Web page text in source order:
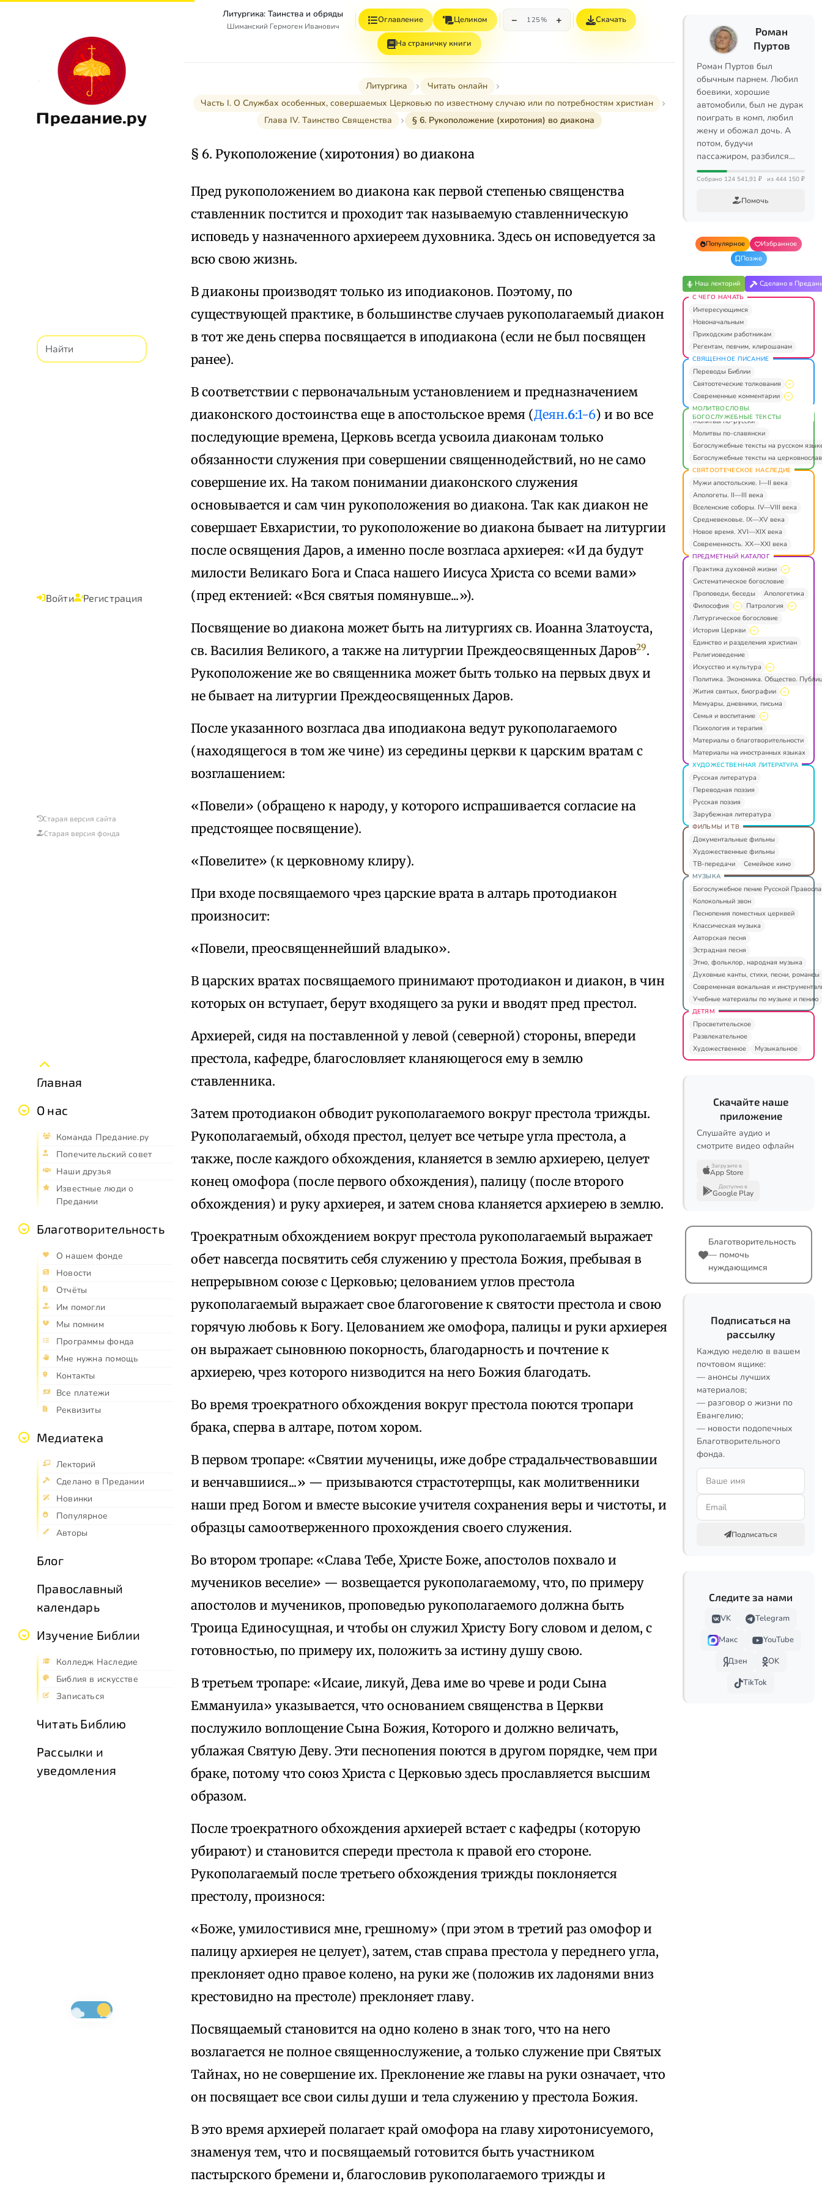
Предание.ру
Войти Регистрация
Старая версия сайта
Старая версия фонда
Главная
О нас
Команда Предание.ру
Попечительский совет
Наши друзья
Известные люди о
Предании
Благотворительность
О нашем фонде
Новости
Отчёты
Им помогли
Мы помним
Программы фонда
Мне нужна помощь
Контакты
Все платежи
Реквизиты
Медиатека
Лекторий
Сделано в Предании
Новинки
Популярное
Авторы
Блог
Православный
календарь
Изучение Библии
Колледж Наследие
Библия в искусстве
Записаться
Читать Библию
Рассылки и
уведомления
Литургика: Таинства и обряды
Шиманский Гермоген Иванович
Оглавление Целиком − 125% + Скачать
На страничку книги
Литургика
Читать онлайн
Часть I. О Службах особенных, совершаемых Церковью по известному случаю или по потребностям христиан
Глава IV. Таинство Священства
§ 6. Рукоположение (хиротония) во диакона
§ 6. Рукоположение (хиротония) во диакона
Пред рукоположением во диакона как первой степенью священства
ставленник постится и проходит так называемую ставленническую
исповедь у назначенного архиереем духовника. Здесь он исповедуется за
всю свою жизнь.
В диаконы производят только из иподиаконов. Поэтому, по
существующей практике, в большинстве случаев рукополагаемый диакон
в тот же день сперва посвящается в иподиакона (если не был посвящен
ранее).
В соответствии с первоначальным установлением и предназначением
диаконского достоинства еще в апостольское время (Деян.6:1-6) и во все
последующие времена, Церковь всегда усвоила диаконам только
обязанности служения при совершении священнодействий, но не само
совершение их. На таком понимании диаконского служения
основывается и сам чин рукоположения во диакона. Так как диакон не
совершает Евхаристии, то рукоположение во диакона бывает на литургии
после освящения Даров, а именно после возгласа архиерея: «И да будут
милости Великаго Бога и Спаса нашего Иисуса Христа со всеми вами»
(пред ектенией: «Вся святыя помянувше...»).
Посвящение во диакона может быть на литургиях св. Иоанна Златоуста,
св. Василия Великого, а также на литургии Преждеосвященных Даров29.
Рукоположение же во священника может быть только на первых двух и
не бывает на литургии Преждеосвященных Даров.
После указанного возгласа два иподиакона ведут рукополагаемого
(находящегося в том же чине) из середины церкви к царским вратам с
возглашением:
«Повели» (обращено к народу, у которого испрашивается согласие на
предстоящее посвящение).
«Повелите» (к церковному клиру).
При входе посвящаемого чрез царские врата в алтарь протодиакон
произносит:
«Повели, преосвященнейший владыко».
В царских вратах посвящаемого принимают протодиакон и диакон, в чин
которых он вступает, берут входящего за руки и вводят пред престол.
Архиерей, сидя на поставленной у левой (северной) стороны, впереди
престола, кафедре, благословляет кланяющегося ему в землю
ставленника.
Затем протодиакон обводит рукополагаемого вокруг престола трижды.
Рукополагаемый, обходя престол, целует все четыре угла престола, а
также, после каждого обхождения, кланяется в землю архиерею, целует
конец омофора (после первого обхождения), палицу (после второго
обхождения) и руку архиерея, и затем снова кланяется архиерею в землю.
Троекратным обхождением вокруг престола рукополагаемый выражает
обет навсегда посвятить себя служению у престола Божия, пребывая в
непрерывном союзе с Церковью; целованием углов престола
рукополагаемый выражает свое благоговение к святости престола и свою
горячую любовь к Богу. Целованием же омофора, палицы и руки архиерея
он выражает сыновнюю покорность, благодарность и почтение к
архиерею, чрез которого низводится на него Божия благодать.
Во время троекратного обхождения вокруг престола поются тропари
брака, сперва в алтаре, потом хором.
В первом тропаре: «Святии мученицы, иже добре страдальчествовавшии
и венчавшиися...» — призываются страстотерпцы, как молитвенники
наши пред Богом и вместе высокие учителя сохранения веры и чистоты, и
образцы самоотверженного прохождения своего служения.
Во втором тропаре: «Слава Тебе, Христе Боже, апостолов похвало и
мучеников веселие» — возвещается рукополагаемому, что, по примеру
апостолов и мучеников, проповедью рукополагаемого должна быть
Троица Единосущная, и чтобы он служил Христу Богу словом и делом, с
готовностью, по примеру их, положить за истину душу свою.
В третьем тропаре: «Исаие, ликуй, Дева име во чреве и роди Сына
Еммануила» указывается, что основанием священства в Церкви
послужило воплощение Сына Божия, Которого и должно величать,
ублажая Святую Деву. Эти песнопения поются в другом порядке, чем при
браке, потому что союз Христа с Церковью здесь прославляется высшим
образом.
После троекратного обхождения архиерей встает с кафедры (которую
убирают) и становится спереди престола к правой его стороне.
Рукополагаемый после третьего обхождения трижды поклоняется
престолу, произнося:
«Боже, умилостивися мне, грешному» (при этом в третий раз омофор и
палицу архиерея не целует), затем, став справа престола у переднего угла,
преклоняет одно правое колено, на руки же (положив их ладонями вниз
крестовидно на престоле) преклоняет главу.
Посвящаемый становится на одно колено в знак того, что на него
возлагается не полное священнослужение, а только служение при Святых
Тайнах, но не совершение их. Преклонение же главы на руки означает, что
он посвящает все свои силы души и тела служению у престола Божия.
В это время архиерей полагает край омофора на главу хиротонисуемого,
знаменуя тем, что и посвящаемый готовится быть участником
пастырского бремени и, благословив рукополагаемого трижды и
Роман
Пуртов
Роман Пуртов был
обычным парнем. Любил
боевики, хорошие
автомобили, был не дурак
поиграть в комп, любил
жену и обожал дочь. А
потом, будучи
пассажиром, разбился…
Собрано 124 541,91 ₽ из 444 150 ₽
Помочь
Популярное
Избранное
Позже
Наш лекторий Сделано в
С ЧЕГО НАЧАТЬ
Интересующимся
Новоначальным
Приходским работникам
Регентам, певчим, клирошанам
СВЯЩЕННОЕ ПИСАНИЕ
Переводы Библии
Святоотеческие толкования
Современные комментарии
МОЛИТВОСЛОВЫ.
БОГОСЛУЖЕБНЫЕ ТЕКСТЫ
Молитвы по-русски
Молитвы по-славянски
Богослужебные тексты на русском
Богослужебные тексты на
СВЯТООТЕЧЕСКОЕ НАСЛЕДИЕ
Мужи апостольские. I—II века
Апологеты. II—III века
Вселенские соборы. IV—VIII века
Средневековье. IX—XV века
Новое время. XVI—XIX века
Современность. XX—XXI века
ПРЕДМЕТНЫЙ КАТАЛОГ
Практика духовной жизни
Систематическое богословие
Проповеди, беседы
Апологетика
Философия
Патрология
Литургическое богословие
История Церкви
Единство и разделения христиан
Религиоведение
Искусство и культура
Политика. Экономика. Общество.
Жития святых, биографии
Мемуары, дневники, письма
Семья и воспитание
Психология и терапия
Материалы о благотворительности
Материалы на иностранных языках
ХУДОЖЕСТВЕННАЯ ЛИТЕРАТУРА
Русская литература
Переводная поэзия
Русская поэзия
Зарубежная литература
ФИЛЬМЫ И ТВ
Документальные фильмы
Художественные фильмы
ТВ-передачи
Семейное кино
МУЗЫКА
Богослужебное пение Русской
Колокольный звон
Песнопения поместных церквей
Классическая музыка
Авторская песня
Эстрадная песня
Этно, фольклор, народная музыка
Духовные канты, стихи, песни, романсы
Современная вокальная и
Учебные материалы по музыке и пению
ДЕТЯМ
Просветительское
Развлекательное
Художественное
Музыкальное
Скачайте наше
приложение
Слушайте аудио и
смотрите видео офлайн
Загрузите в
App Store
Доступно в
Google Play
Благотворительность
— помочь
нуждающимся
Подписаться на
рассылку
Каждую неделю в вашем
почтовом ящике:
— анонсы лучших
материалов;
— разговор о жизни по
Евангелию;
— новости подопечных
Благотворительного
фонда.
Подписаться
Следите за нами
VK
Telegram
Макс
YouTube
Дзен
OK
TikTok